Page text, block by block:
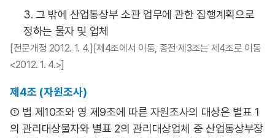
3. 그 밖에 산업통상부 소관 업무에 관한 집행계획으로
정하는 물자 및 업체
[전문개정 2012. 1. 4.][제4조에서 이동, 종전 제3조는 제4조로 이동
<2012. 1. 4.>]
제4조 (자원조사)
① 법 제10조와 영 제9조에 따른 자원조사의 대상은 별표 1
의 관리대상물자와 별표 2의 관리대상업체 중 산업통상부장